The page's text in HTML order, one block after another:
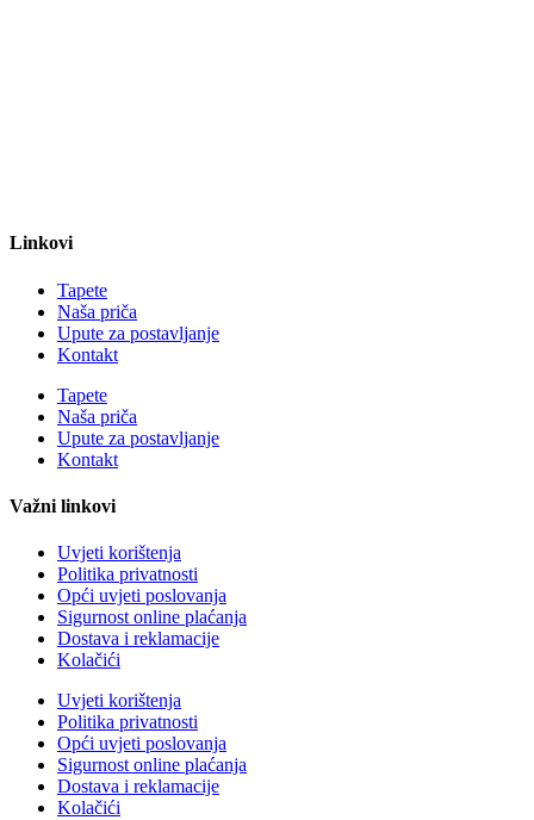
Linkovi
Tapete
Naša priča
Upute za postavljanje
Kontakt
Tapete
Naša priča
Upute za postavljanje
Kontakt
Važni linkovi
Uvjeti korištenja
Politika privatnosti
Opći uvjeti poslovanja
Sigurnost online plaćanja
Dostava i reklamacije
Kolačići
Uvjeti korištenja
Politika privatnosti
Opći uvjeti poslovanja
Sigurnost online plaćanja
Dostava i reklamacije
Kolačići